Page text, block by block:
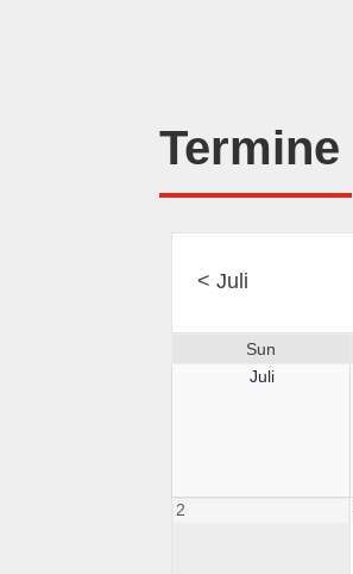
Termine
< Juli
Sun
Juli
2